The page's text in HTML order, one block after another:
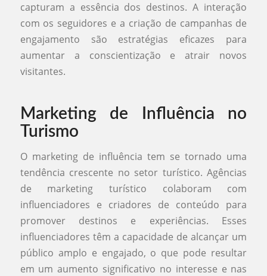
capturam a essência dos destinos. A interação
com os seguidores e a criação de campanhas de
engajamento são estratégias eficazes para
aumentar a conscientização e atrair novos
visitantes.
Marketing de Influência no
Turismo
O marketing de influência tem se tornado uma
tendência crescente no setor turístico. Agências
de marketing turístico colaboram com
influenciadores e criadores de conteúdo para
promover destinos e experiências. Esses
influenciadores têm a capacidade de alcançar um
público amplo e engajado, o que pode resultar
em um aumento significativo no interesse e nas